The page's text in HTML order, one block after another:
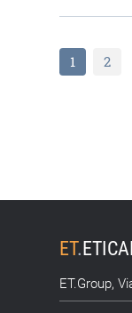
1 2
ET.
ET.Group,